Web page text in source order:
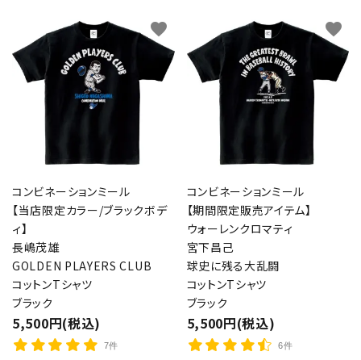
コンビネーションミール
【当店限定カラー/ブラックボデ
ィ】
長嶋茂雄
GOLDEN PLAYERS CLUB
コットンTシャツ
ブラック
5,500円(税込)
7件
favorite
コンビネーションミール
【期間限定販売アイテム】
ウォーレンクロマティ
宮下昌己
球史に残る大乱闘
コットンTシャツ
ブラック
5,500円(税込)
6件
favorite